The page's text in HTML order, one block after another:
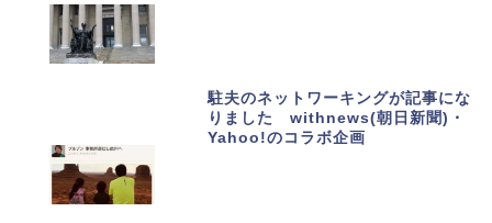
駐夫のネットワーキングが記事にな
りました withnews(朝日新聞)・
Yahoo!のコラボ企画